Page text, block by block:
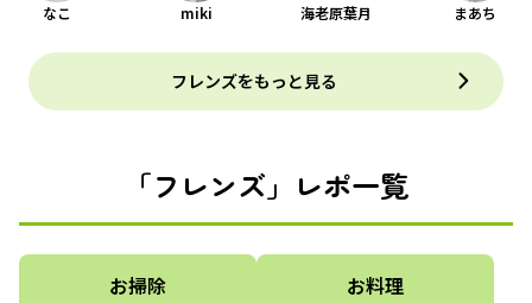
なこ miki 海老原葉月 まあち
フレンズをもっと見る
「フレンズ」レポ一覧
お掃除 お料理